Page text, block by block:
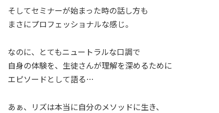
そしてセミナーが始まった時の話し方も
まさにプロフェッショナルな感じ。
なのに、とてもニュートラルな口調で
自身の体験を、生徒さんが理解を深めるために
エピソードとして語る…
あぁ、リズは本当に自分のメソッドに生き、